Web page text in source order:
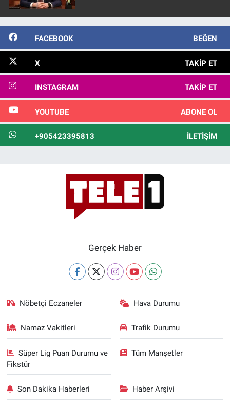
FACEBOOK BEĞEN
X TAKIP ET
INSTAGRAM TAKIP ET
YOUTUBE ABONE OL
+905423395813 İLETIŞIM
Gerçek Haber
Nöbetçi Eczaneler Hava Durumu
Namaz Vakitleri Trafik Durumu
Süper Lig Puan Durumu ve
Fikstür
Tüm Manşetler
Son Dakika Haberleri Haber Arşivi